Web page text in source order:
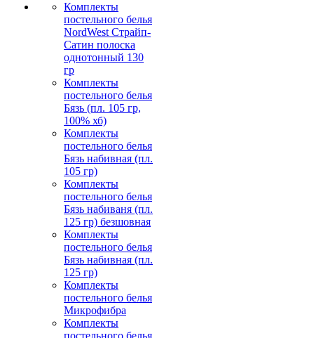
Комплекты
постельного белья
NordWest Страйп-
Сатин полоска
однотонный 130
гр
Комплекты
постельного белья
Бязь (пл. 105 гр,
100% хб)
Комплекты
постельного белья
Бязь набивная (пл.
105 гр)
Комплекты
постельного белья
Бязь набиваня (пл.
125 гр) безшовная
Комплекты
постельного белья
Бязь набивная (пл.
125 гр)
Комплекты
постельного белья
Микрофибра
Комплекты
постельного белья